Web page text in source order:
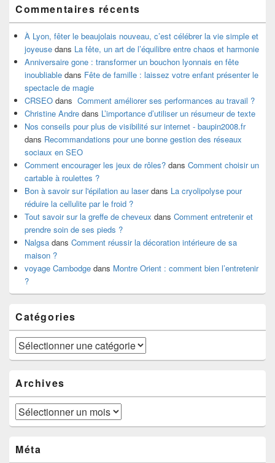
Commentaires récents
À Lyon, fêter le beaujolais nouveau, c’est célébrer la vie simple et
joyeuse dans La fête, un art de l’équilibre entre chaos et harmonie
Anniversaire gone : transformer un bouchon lyonnais en fête
inoubliable dans Fête de famille : laissez votre enfant présenter le
spectacle de magie
CRSEO dans Comment améliorer ses performances au travail ?
Christine Andre dans L’importance d’utiliser un résumeur de texte
Nos conseils pour plus de visibilité sur internet - baupin2008.fr
dans Recommandations pour une bonne gestion des réseaux
sociaux en SEO
Comment encourager les jeux de rôles? dans Comment choisir un
cartable à roulettes ?
Bon à savoir sur l'épilation au laserdans La cryolipolyse pour
réduire la cellulite par le froid ?
Tout savoir sur la greffe de cheveux dans Comment entretenir et
prendre soin de ses pieds ?
Nalgsa dans Comment réussir la décoration intérieure de sa
maison ?
voyage Cambodge dans Montre Orient : comment bien l’entretenir
?
Catégories
Catégories
Archives
Archives
Méta